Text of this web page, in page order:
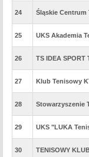
24 Śląskie Centrum
25 UKS Akademia
26 TS IDEA SPORT
27 Klub Tenisowy
28 Stowarzyszenie
29 UKS "LUKA
30 TENISOWY